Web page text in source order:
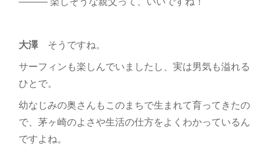
大澤 そうですね。
サーフィンも楽しんでいましたし、実は男気も溢れる
ひとで。
幼なじみの奥さんもこのまちで生まれて育ってきたの
で、茅ヶ崎のよさや生活の仕方をよくわかっているん
ですよね。